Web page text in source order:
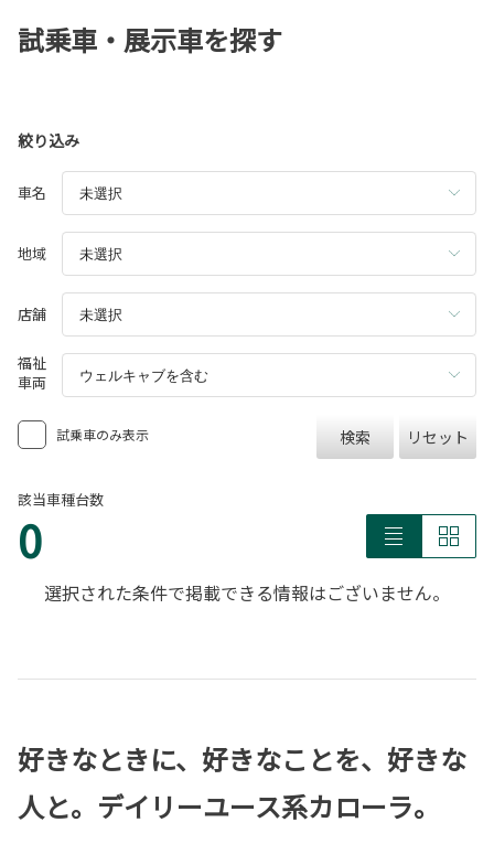
試乗車・展示車を探す
絞り込み
車名
地域
店舗
福祉
車両
試乗車のみ表示 検索 リセット
該当車種台数
0
選択された条件で掲載できる情報はございません。
好きなときに、好きなことを、好きな
人と。デイリーユース系カローラ。